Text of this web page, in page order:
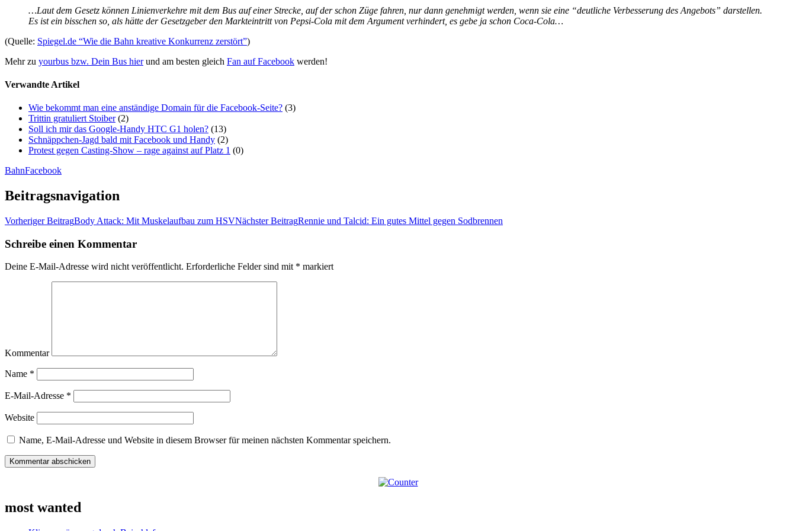
…Laut dem Gesetz können Linienverkehre mit dem Bus auf einer Strecke, auf der schon Züge fahren, nur dann genehmigt werden, wenn sie eine “deutliche Verbesserung des Angebots” darstellen.
Es ist ein bisschen so, als hätte der Gesetzgeber den Markteintritt von Pepsi-Cola mit dem Argument verhindert, es gebe ja schon Coca-Cola…
(Quelle: Spiegel.de “Wie die Bahn kreative Konkurrenz zerstört”)
Mehr zu yourbus bzw. Dein Bus hierund am besten gleich Fan auf Facebook werden!
Verwandte Artikel
Wie bekommt man eine anständige Domain für die Facebook-Seite? (3)
Trittin gratuliert Stoiber(2)
Soll ich mir das Google-Handy HTC G1 holen? (13)
Schnäppchen-Jagd bald mit Facebook und Handy (2)
Protest gegen Casting-Show – rage against auf Platz 1 (0)
BahnFacebook
Beitragsnavigation
Vorheriger BeitragBody Attack: Mit Muskelaufbau zum HSVNächster BeitragRennie und Talcid: Ein gutes Mittel gegen Sodbrennen
Schreibe einen Kommentar
Deine E-Mail-Adresse wird nicht veröffentlicht. Erforderliche Felder sind mit * markiert
Kommentar
Name *
E-Mail-Adresse *
Website
Name, E-Mail-Adresse und Website in diesem Browser für meinen nächsten Kommentar speichern.
most wanted